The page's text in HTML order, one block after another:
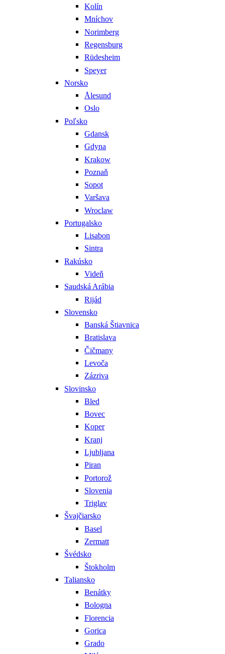
Kolín
Mníchov
Norimberg
Regensburg
Rüdesheim
Speyer
Norsko
Ålesund
Oslo
Poľsko
Gdansk
Gdyna
Krakow
Poznaň
Sopot
Varšava
Wroclaw
Portugalsko
Lisabon
Sintra
Rakúsko
Videň
Saudská Arábia
Rijád
Slovensko
Banská Štiavnica
Bratislava
Čičmany
Levoča
Zázriva
Slovinsko
Bled
Bovec
Koper
Kranj
Ljubljana
Piran
Portorož
Slovenia
Triglav
Švajčiarsko
Basel
Zermatt
Švédsko
Štokholm
Taliansko
Benátky
Bologna
Florencia
Gorica
Grado